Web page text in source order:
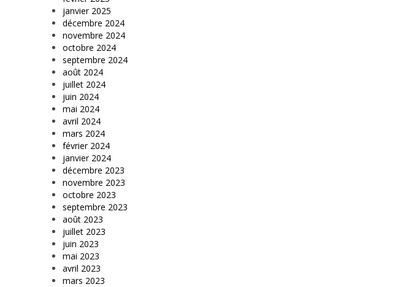
janvier 2025
décembre 2024
novembre 2024
octobre 2024
septembre 2024
août 2024
juillet 2024
juin 2024
mai 2024
avril 2024
mars 2024
février 2024
janvier 2024
décembre 2023
novembre 2023
octobre 2023
septembre 2023
août 2023
juillet 2023
juin 2023
mai 2023
avril 2023
mars 2023